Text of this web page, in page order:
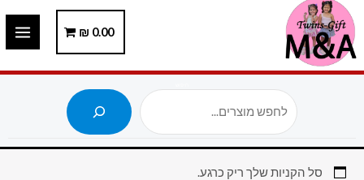
דילוג
לתוכן
0.00
₪
סל הקניות שלך ריק כרגע.